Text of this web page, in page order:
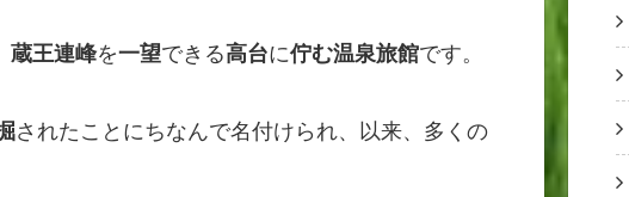
蔵王連峰を一望できる高台に佇む温泉旅館です。
されたことにちなんで名付けられ、以来、多くの